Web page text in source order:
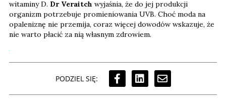
witaminy D. Dr Veraitch wyjaśnia, że do jej produkcji
organizm potrzebuje promieniowania UVB. Choć moda na
opaleniznę nie przemija, coraz więcej dowodów wskazuje, że
nie warto płacić za nią własnym zdrowiem.
PODZIEL SIĘ: